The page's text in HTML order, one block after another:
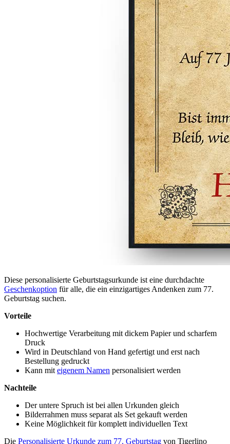
Diese personalisierte Geburtstagsurkunde ist eine durchdachte
Geschenkoption für alle, die ein einzigartiges Andenken zum 77.
Geburtstag suchen.
Vorteile
Hochwertige Verarbeitung mit dickem Papier und scharfem
Druck
Wird in Deutschland von Hand gefertigt und erst nach
Bestellung gedruckt
Kann mit eigenem Namen personalisiert werden
Nachteile
Der untere Spruch ist bei allen Urkunden gleich
Bilderrahmen muss separat als Set gekauft werden
Keine Möglichkeit für komplett individuellen Text
Die Personalisierte Urkunde zum 77. Geburtstag von Tigerlino